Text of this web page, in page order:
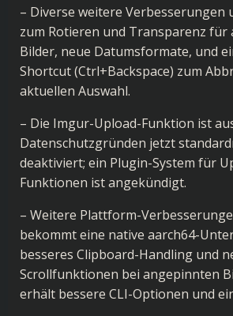
– Diverse weitere Verbesserungen
zum Rotieren und Transparenz für
Bilder, neue Datumsformate, und
Shortcut (Ctrl+Backspace) zum
aktuellen Auswahl.
– Die Imgur-Upload-Funktion ist
Datenschutzgründen jetzt
deaktiviert; ein Plugin-System für
Funktionen ist angekündigt.
– Weitere Plattform-
bekommt eine native aarch64-
besseres Clipboard-Handling und
Scrollfunktionen bei angepinnten
erhält bessere CLI-Optionen und